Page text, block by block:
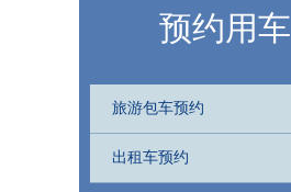
预约用车
旅游包车预约
出租车预约